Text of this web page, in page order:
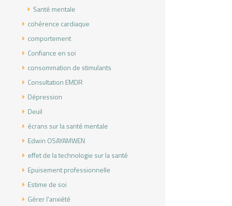
Santé mentale
cohérence cardiaque
comportement
Confiance en soi
consommation de stimulants
Consultation EMDR
Dépression
Deuil
écrans sur la santé mentale
Edwin OSAYAMWEN
effet de la technologie sur la santé
Epuisement professionnelle
Estime de soi
Gérer l'anxiété